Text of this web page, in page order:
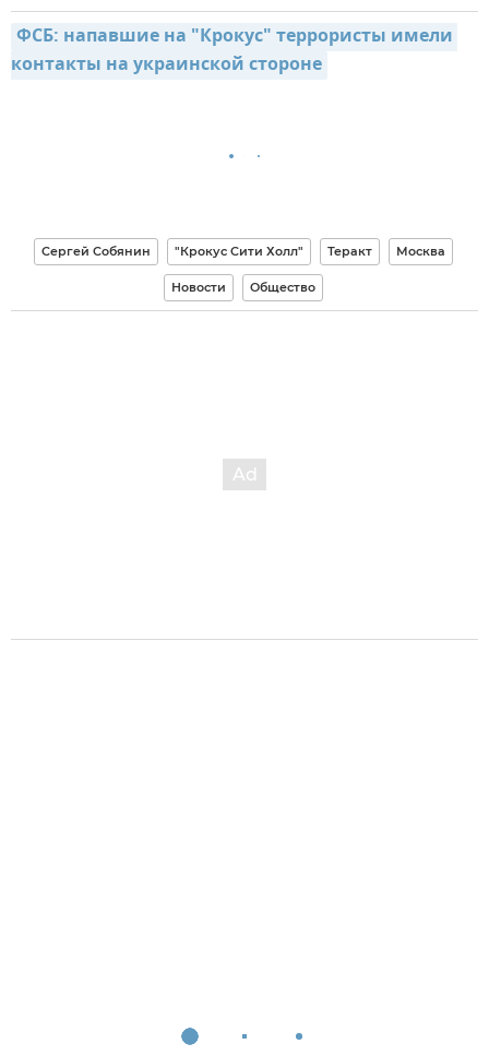
ФСБ: напавшие на "Крокус" террористы имели
контакты на украинской стороне
Сергей Собянин "Крокус Сити Холл" Теракт Москва
Новости Общество